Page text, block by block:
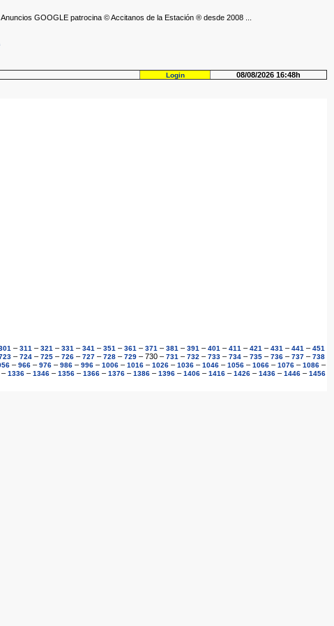
Anuncios GOOGLE patrocina © Accitanos de la Estación ® desde 2008 ...
Login 08/08/2026 16:48h
– 311 – 321 – 331 – 341 – 351 – 361 – 371 – 381 – 391 – 401 – 411 – 421 – 431 – 441 – 451
– 724– 725– 726– 727– 728– 729– 730– 731 – 732 – 733– 734– 735– 736– 737– 738
– 966 – 976 – 986 – 996 – 1006 – 1016 – 1026 – 1036 – 1046 – 1056 – 1066 – 1076 – 1086 –
– 1336 – 1346 – 1356 – 1366 – 1376 – 1386 – 1396 – 1406 – 1416 – 1426 – 1436 – 1446 – 1456